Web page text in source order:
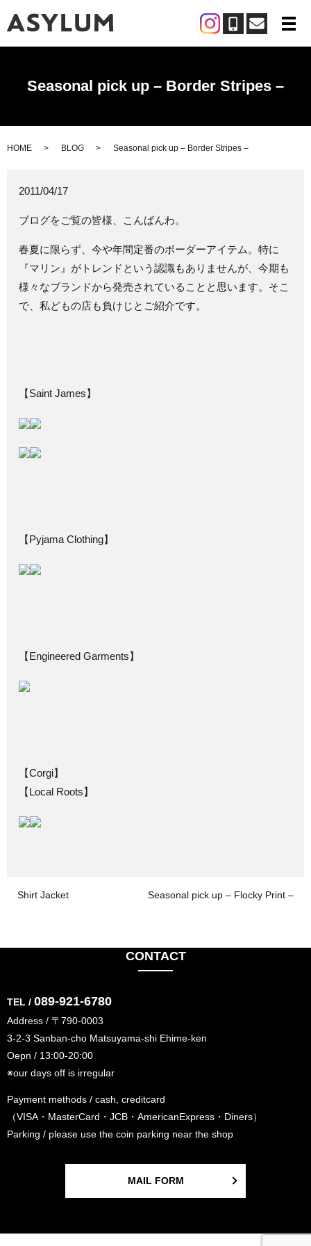
メ
Seasonal pick up – Border Stripes –
HOME BLOG Seasonal pick up – Border Stripes –
2011/04/17
ブログをご覧の皆様、こんばんわ。
春夏に限らず、今や年間定番のボーダーアイテム。特に
『マリン』がトレンドという認識もありませんが、今期も
様々なブランドから発売されていることと思います。そこ
で、私どもの店も負けじとご紹介です。
【Saint James】
【Pyjama Clothing】
【Engineered Garments】
【Corgi】
【Local Roots】
Shirt Jacket Seasonal pick up – Flocky Print –
CONTACT
TEL / 089-921-6780
Address / 〒790-0003
3-2-3 Sanban-cho Matsuyama-shi Ehime-ken
Oepn / 13:00-20:00
※our days off is irregular
Payment methods / cash, creditcard
（VISA・MasterCard・JCB・AmericanExpress・Diners）
Parking / please use the coin parking near the shop
MAIL FORM